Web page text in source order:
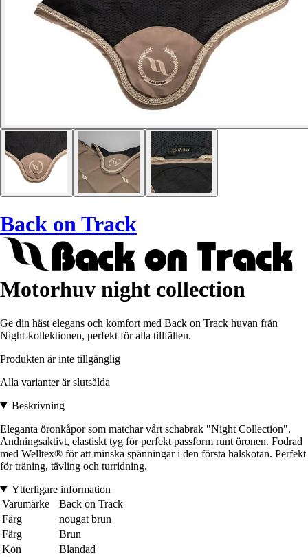
Back on Track
Motorhuv night collection
Ge din häst elegans och komfort med Back on Track huvan från
Night-kollektionen, perfekt för alla tillfällen.
Produkten är inte tillgänglig
Alla varianter är slutsålda
Beskrivning
Eleganta öronkåpor som matchar vårt schabrak "Night Collection".
Andningsaktivt, elastiskt tyg för perfekt passform runt öronen. Fodrad
med Welltex® för att minska spänningar i den första halskotan. Perfekt
för träning, tävling och turridning.
Ytterligare information
Varumärke
Back on Track
Färg
nougat brun
Färg
Brun
Kön
Blandad